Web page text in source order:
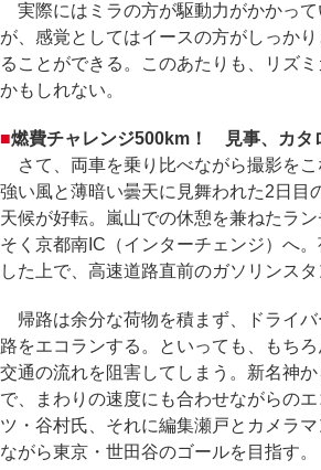
実際にはミラの方が駆動力がかかって
が、感覚としてはイースの方がしっか
ることができる。このあたりも、リズ
かもしれない。
■燃費チャレンジ500km！ 見事、カタ
さて、両車を乗り比べながら撮影をこ
強い風と薄暗い曇天に見舞われた2日目
天候が好転。嵐山での休憩を兼ねたラ
そく京都南IC（インターチェンジ）へ
した上で、高速道路直前のガソリンスタ
帰路は余分な荷物を積まず、ドライ
路をエコランする。といっても、もち
交通の流れを阻害してしまう。新名神
で、まわりの速度にも合わせながらの
ツ・谷村氏、それに編集瀬戸とカメラ
ながら東京・世田谷のゴールを目指す。